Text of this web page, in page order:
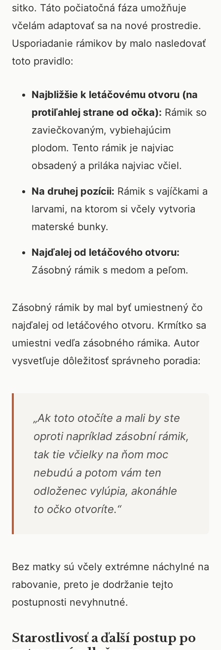
sitko. Táto počiatočná fáza umožňuje
včelám adaptovať sa na nové prostredie.
Usporiadanie rámikov by malo nasledovať
toto pravidlo:
Najbližšie k letáčovému otvoru (na
protiľahlej strane od očka): Rámik so
zaviečkovaným, vybiehajúcim
plodom. Tento rámik je najviac
obsadený a priláka najviac včiel.
Na druhej pozícii: Rámik s vajíčkami a
larvami, na ktorom si včely vytvoria
materské bunky.
Najďalej od letáčového otvoru:
Zásobný rámik s medom a peľom.
Zásobný rámik by mal byť umiestnený čo
najďalej od letáčového otvoru. Krmítko sa
umiestni vedľa zásobného rámika. Autor
vysvetľuje dôležitosť správneho poradia:
„Ak toto otočíte a mali by ste
oproti napríklad zásobní rámik,
tak tie včielky na ňom moc
nebudú a potom vám ten
odloženec vylúpia, akonáhle
to očko otvoríte.“
Bez matky sú včely extrémne náchylné na
rabovanie, preto je dodržanie tejto
postupnosti nevyhnutné.
Starostlivosť a ďalší postup po